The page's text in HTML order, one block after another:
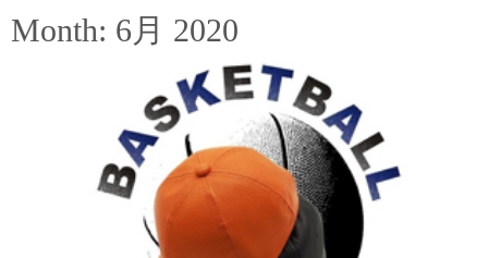
Month: 6月 2020